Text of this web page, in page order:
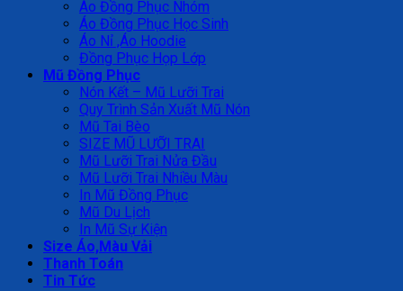
Áo Đồng Phục Nhóm
Áo Đồng Phục Học Sinh
Áo Nỉ ,Áo Hoodie
Đồng Phục Họp Lớp
Mũ Đồng Phục
Nón Kết – Mũ Lưỡi Trai
Quy Trình Sản Xuất Mũ Nón
Mũ Tai Bèo
SIZE MŨ LƯỠI TRAI
Mũ Lưỡi Trai Nửa Đầu
Mũ Lưỡi Trai Nhiều Màu
In Mũ Đồng Phục
Mũ Du Lịch
In Mũ Sự Kiện
Size Áo,Màu Vải
Thanh Toán
Tin Tức